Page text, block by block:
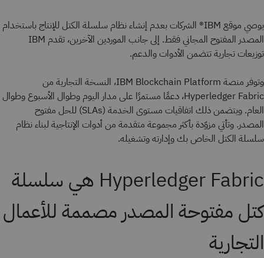
يوصي موقع IBM® الشركات بعدم إنشاء نظام سلسلة الكتل للإنتاج باستخدام
المصدر المفتوح المجاني فقط. إلى جانب الموردين الآخرين، تقدم IBM
توزيعات تجارية تتضمن الأدوات والدعم.
وتوفر منصة IBM Blockchain Platform، النسخة التجارية من
Hyperledger Fabric، دعمًا مستمرًا على مدار اليوم وطوال الأسبوع وطوال
العام. ويتضمن ذلك اتفاقيات مستوى الخدمة (SLAs) للحل مفتوح
المصدر. وتأتي مزوّدة بأكثر مجموعة متقدمة من أدوات الإنتاجية لبناء نظام
سلسلة الكتل الخاص بك وإدارته وتشغيله.
Hyperledger Fabric هي سلسلة
كتل مفتوحة المصدر مصممة للأعمال
التجارية